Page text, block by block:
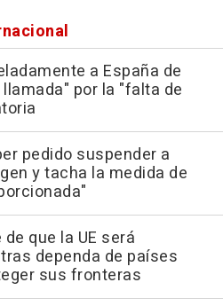
a España de
por la "falta de
pedido suspender a
y tacha la medida de
que la UE será
dependa de países
sus fronteras